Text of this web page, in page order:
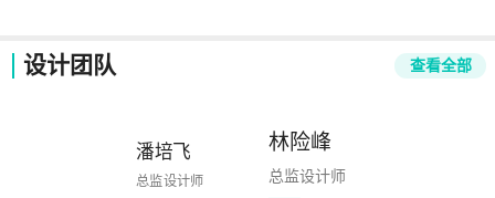
设计团队 查看全部
林险峰
总监设计师
潘培飞
总监设计师